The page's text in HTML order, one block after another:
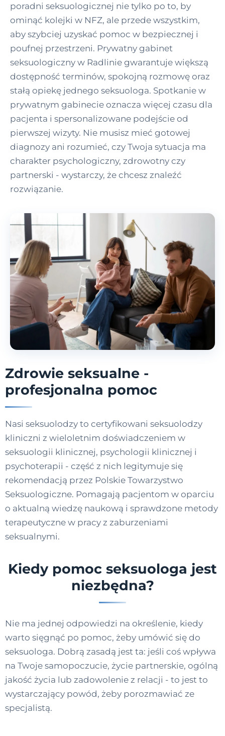
poradni seksuologicznej nie tylko po to, by
ominąć kolejki w NFZ, ale przede wszystkim,
aby szybciej uzyskać pomoc w bezpiecznej i
poufnej przestrzeni. Prywatny gabinet
seksuologiczny w Radlinie gwarantuje większą
dostępność terminów, spokojną rozmowę oraz
stałą opiekę jednego seksuologa. Spotkanie w
prywatnym gabinecie oznacza więcej czasu dla
pacjenta i spersonalizowane podejście od
pierwszej wizyty. Nie musisz mieć gotowej
diagnozy ani rozumieć, czy Twoja sytuacja ma
charakter psychologiczny, zdrowotny czy
partnerski - wystarczy, że chcesz znaleźć
rozwiązanie.
Zdrowie seksualne -
profesjonalna pomoc
Nasi seksuolodzy to certyfikowani seksuolodzy
kliniczni z wieloletnim doświadczeniem w
seksuologii klinicznej, psychologii klinicznej i
psychoterapii - część z nich legitymuje się
rekomendacją przez Polskie Towarzystwo
Seksuologiczne. Pomagają pacjentom w oparciu
o aktualną wiedzę naukową i sprawdzone metody
terapeutyczne w pracy z zaburzeniami
seksualnymi.
Kiedy pomoc seksuologa jest
niezbędna?
Nie ma jednej odpowiedzi na określenie, kiedy
warto sięgnąć po pomoc, żeby umówić się do
seksuologa. Dobrą zasadą jest ta: jeśli coś wpływa
na Twoje samopoczucie, życie partnerskie, ogólną
jakość życia lub zadowolenie z relacji - to jest to
wystarczający powód, żeby porozmawiać ze
specjalistą.